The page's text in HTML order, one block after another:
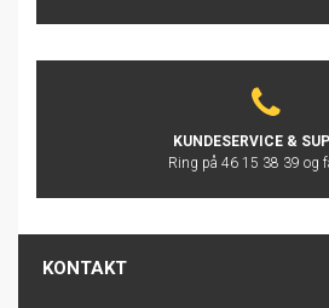
KUNDESERVICE &
Ring på 46 15 38 39 og
KONTAKT